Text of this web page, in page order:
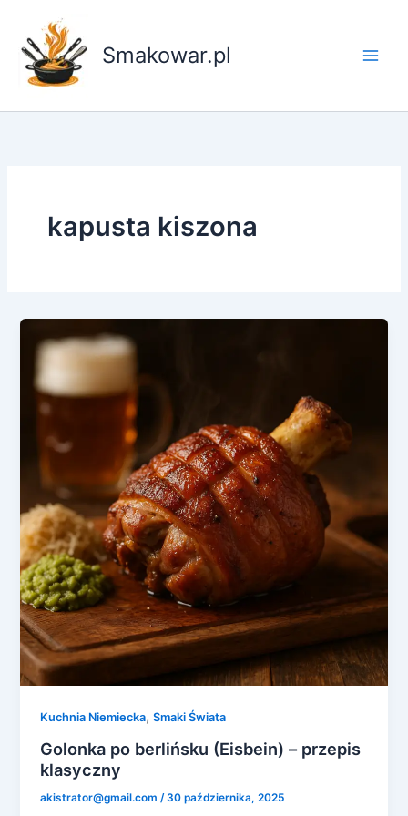
treści
Smakowar.pl
kapusta kiszona
Kuchnia Niemiecka,Smaki Świata
Golonka po berlińsku (Eisbein) – przepis
klasyczny
akistrator@gmail.com /30 października, 2025